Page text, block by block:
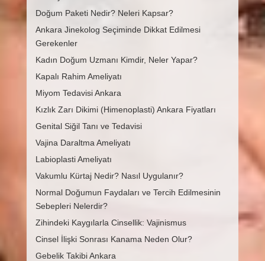
Doğum Paketi Nedir? Neleri Kapsar?
Ankara Jinekolog Seçiminde Dikkat Edilmesi
Gerekenler
Kadın Doğum Uzmanı Kimdir, Neler Yapar?
Kapalı Rahim Ameliyatı
Miyom Tedavisi Ankara
Kızlık Zarı Dikimi (Himenoplasti) Ankara Fiyatları
Genital Siğil Tanı ve Tedavisi
Vajina Daraltma Ameliyatı
Labioplasti Ameliyatı
Vakumlu Kürtaj Nedir? Nasıl Uygulanır?
Normal Doğumun Faydaları ve Tercih Edilmesinin
Sebepleri Nelerdir?
Zihindeki Kaygılarla Cinsellik: Vajinismus
Cinsel İlişki Sonrası Kanama Neden Olur?
Gebelik Takibi Ankara